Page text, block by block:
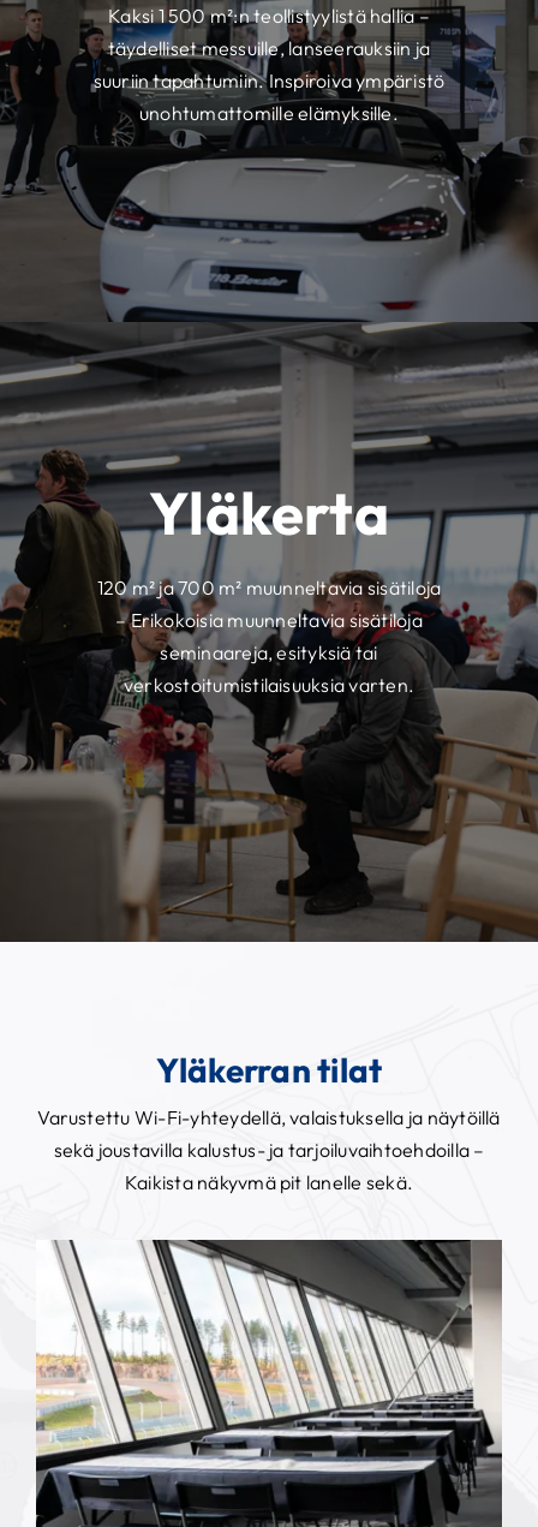
Kaksi 1 500 m²:n teollistyylistä hallia –
täydelliset messuille, lanseerauksiin ja
suuriin tapahtumiin. Inspiroiva ympäristö
unohtumattomille elämyksille.
Yläkerta
120 m² ja 700 m² muunneltavia sisätiloja
– Erikokoisia muunneltavia sisätiloja
seminaareja, esityksiä tai
verkostoitumistilaisuuksia varten.
Yläkerran tilat
Varustettu Wi-Fi-yhteydellä, valaistuksella ja näytöillä
sekä joustavilla kalustus- ja tarjoiluvaihtoehdoilla –
Kaikista näkyvmä pit lanelle sekä.